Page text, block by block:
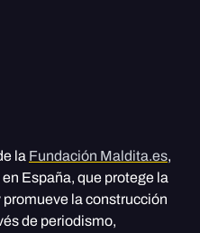
la Fundación Maldita.es,
España, que protege la
la construcción
de periodismo,